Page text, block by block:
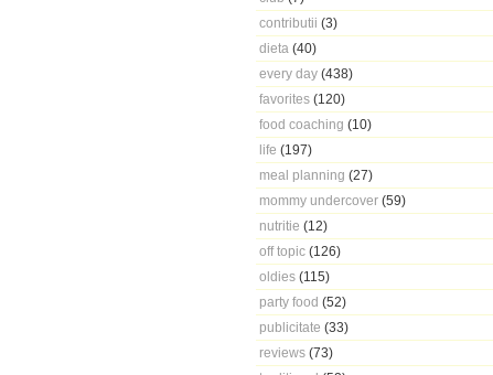
contributii (3)
dieta (40)
every day (438)
favorites (120)
food coaching (10)
life (197)
meal planning (27)
mommy undercover (59)
nutritie (12)
off topic (126)
oldies (115)
party food (52)
publicitate (33)
reviews (73)